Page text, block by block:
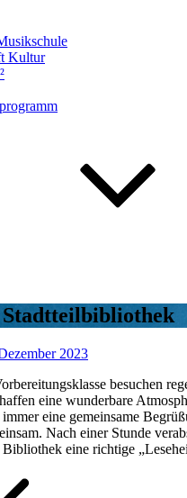
Kultur
Stadtteilbibliothek
2023
besuchen
eine wunderbare
eine gemeinsame
Nach einer Stunde
eine richtige